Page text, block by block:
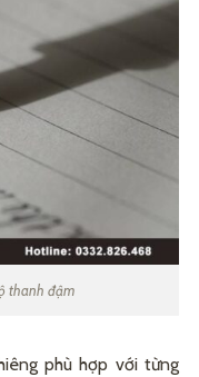
thanh đậm
phù hợp với từng